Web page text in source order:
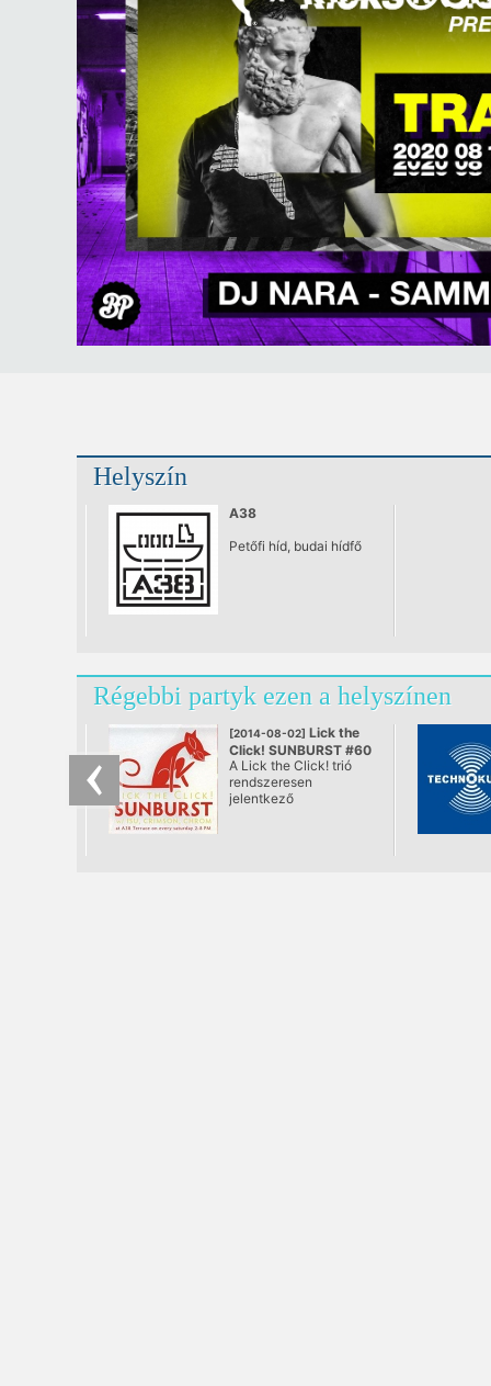
Helyszín
A38
Petőfi híd, budai hídfő
Régebbi partyk ezen a helyszínen
[2014-08-02] Lick the
Click! SUNBURST #60
@ A38, Budapest
A Lick the Click! trió
rendszeresen
jelentkező